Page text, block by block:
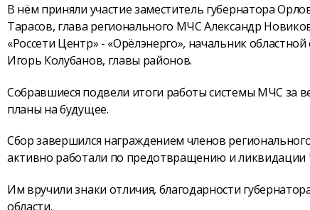
В нём приняли участие заместитель губернатора
Тарасов, глава регионального МЧС Александр
«Россети Центр» - «Орёлэнерго», начальник
Игорь Колубанов, главы районов.
Собравшиеся подвели итоги работы системы МЧС за
планы на будущее.
Сбор завершился награждением членов
активно работали по предотвращению и ликвидации
Им вручили знаки отличия, благодарности
области.